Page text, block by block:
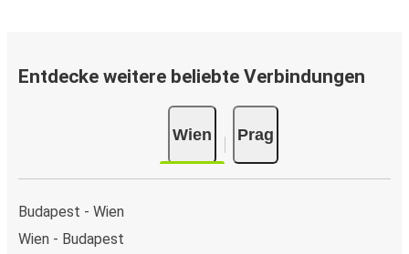
Zahlungsmethoden wählen, z. B. Debitkarte, Kreditkarte
Apple Pay. Alternativ kannst Du an Bord oder an einer
Verkaufsstelle in bar bezahlen.
Entdecke weitere beliebte Verbindungen
Wien Prag
Budapest - Wien
Wien - Budapest